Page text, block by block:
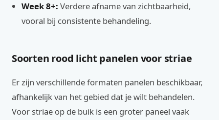
Week 8+: Verdere afname van zichtbaarheid,
vooral bij consistente behandeling.
Soorten rood licht panelen voor striae
Er zijn verschillende formaten panelen beschikbaar,
afhankelijk van het gebied dat je wilt behandelen.
Voor striae op de buik is een groter paneel vaak